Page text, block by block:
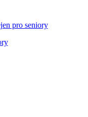
pro seniory